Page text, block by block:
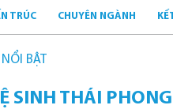
TRÚC CHUYÊN NGÀNH
BẬT Quy
SINH THÁI